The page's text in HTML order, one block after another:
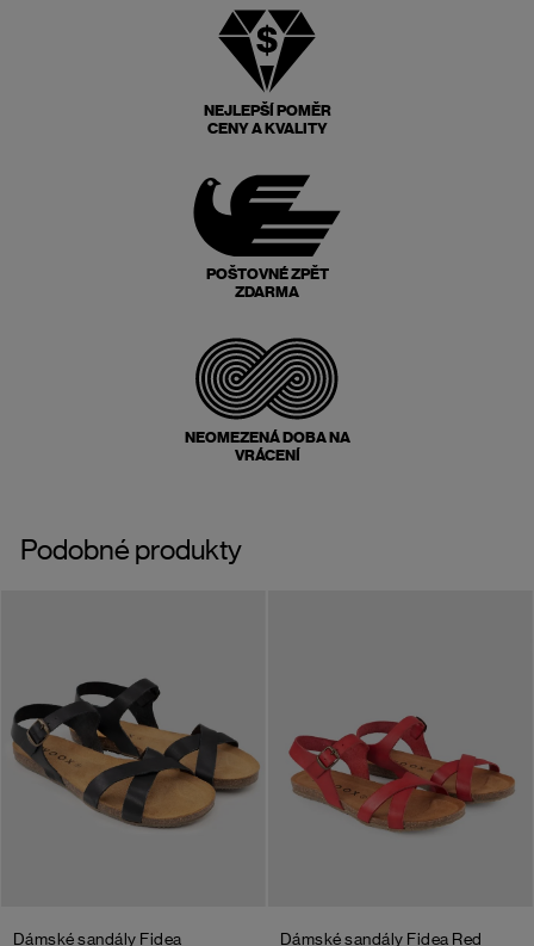
NEJLEPŠÍ POMĚR
CENY A KVALITY
POŠTOVNÉ ZPĚT
ZDARMA
NEOMEZENÁ DOBA NA
VRÁCENÍ
Podobné produkty
Dámské sandály Fidea
Dámské sandály Fidea Red